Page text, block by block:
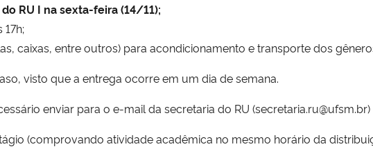
RU I na sexta-feira (14/11);
caixas, entre outros) para acondicionamento e transporte dos
visto que a entrega ocorre em um dia de semana.
enviar para o e-mail da secretaria do RU (secretaria.ru@ufsm.br)
(comprovando atividade acadêmica no mesmo horário da